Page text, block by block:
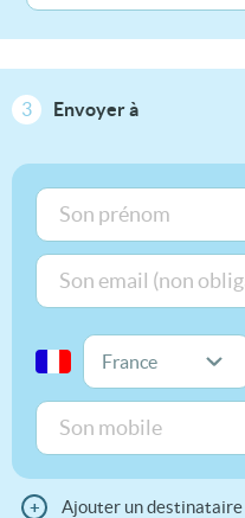
3 Envoyer à
+ Ajouter un destinataire